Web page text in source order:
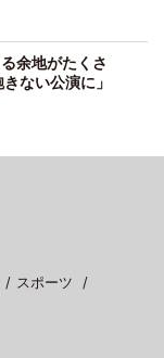
余地がたくさ
ない公演に」
スポーツ